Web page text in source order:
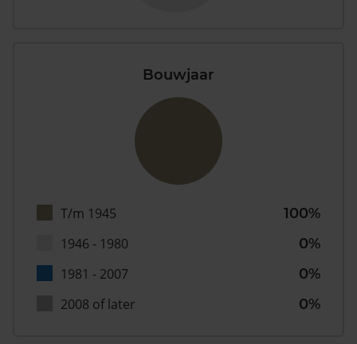
Bouwjaar
T/m 1945
100%
1946 - 1980
0%
1981 - 2007
0%
2008 of later
0%